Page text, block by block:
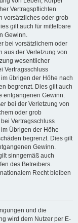
Vertragspflichten
vorsätzliches oder grob
gilt auch für mittelbare
Gewinn.
bei vorsätzlichem oder
aus der Verletzung von
wesentlicher
Vertragsschluss
übrigen der Höhe nach
begrenzt. Dies gilt auch
Gewinn.
bei der Verletzung von
oder grob
Vertragsschluss
Übrigen der Höhe
begrenzt. Dies gilt
Gewinn.
sinngemäß auch
des Betreibers.
Recht bleiben
und die
wird dem Nutzer per E-